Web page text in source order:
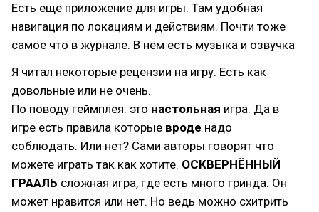
Есть ещё приложение для игры. Там удобная
навигация по локациям и действиям. Почти тоже
самое что в журнале. В нём есть музыка и озвучка
Я читал некоторые рецензии на игру. Есть как
довольные или не очень.
По поводу геймплея: это настольная игра. Да в
игре есть правила которые вроде надо
соблюдать. Или нет? Сами авторы говорят что
можете играть так как хотите. ОСКВЕРНЁННЫЙ
ГРААЛЬ сложная игра, где есть много гринда. Он
может нравится или нет. Но ведь можно схитрить